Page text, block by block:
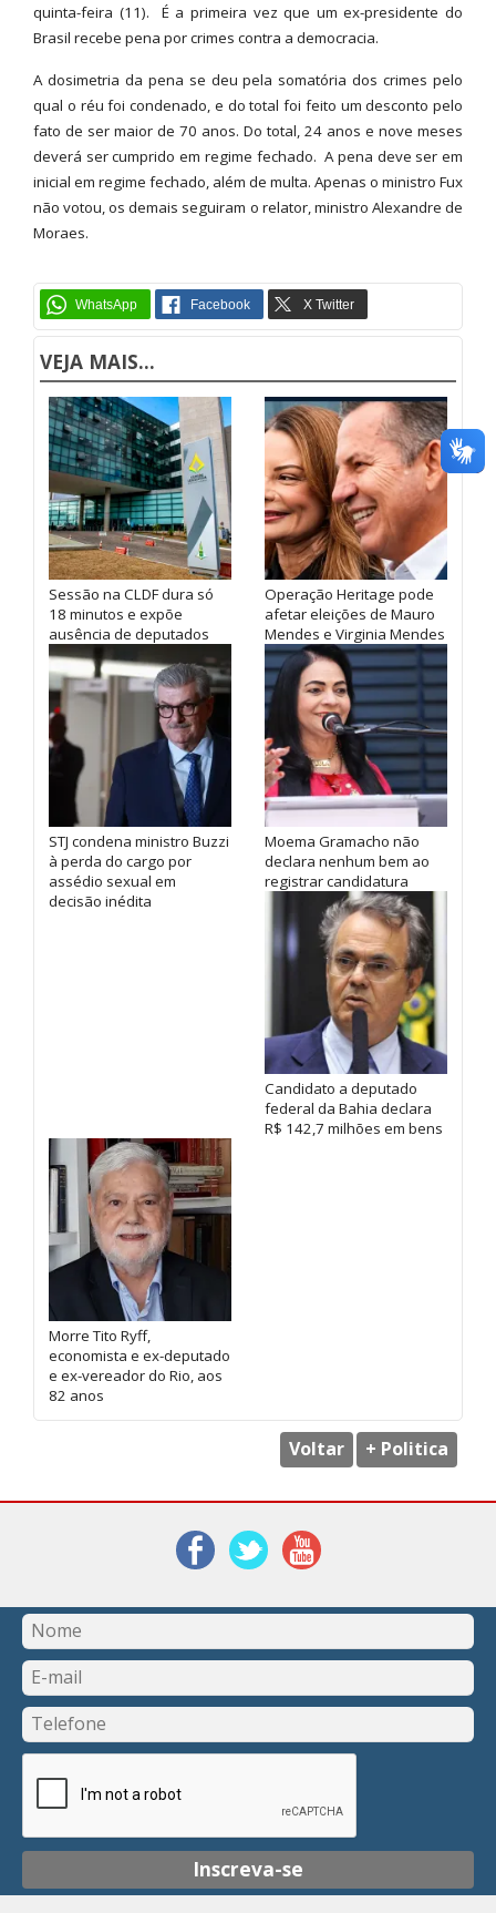
quinta-feira (11). É a primeira vez que um ex-presidente do
Brasil recebe pena por crimes contra a democracia.
A dosimetria da pena se deu pela somatória dos crimes pelo
qual o réu foi condenado, e do total foi feito um desconto pelo
fato de ser maior de 70 anos. Do total, 24 anos e nove meses
deverá ser cumprido em regime fechado. A pena deve ser em
inicial em regime fechado, além de multa. Apenas o ministro Fux
não votou, os demais seguiram o relator, ministro Alexandre de
Moraes.
VEJA MAIS...
Sessão na CLDF dura só
18 minutos e expõe
ausência de deputados
Operação Heritage pode
afetar eleições de Mauro
Mendes e Virginia Mendes
STJ condena ministro Buzzi
à perda do cargo por
assédio sexual em
decisão inédita
Moema Gramacho não
declara nenhum bem ao
registrar candidatura
Candidato a deputado
federal da Bahia declara
R$ 142,7 milhões em bens
Morre Tito Ryff,
economista e ex-deputado
e ex-vereador do Rio, aos
82 anos
Voltar + Politica
Inscreva-se